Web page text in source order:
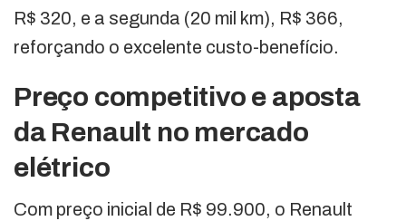
R$ 320, e a segunda (20 mil km), R$ 366,
reforçando o excelente custo-benefício.
Preço competitivo e aposta
da Renault no mercado
elétrico
Com preço inicial de R$ 99.900, o Renault